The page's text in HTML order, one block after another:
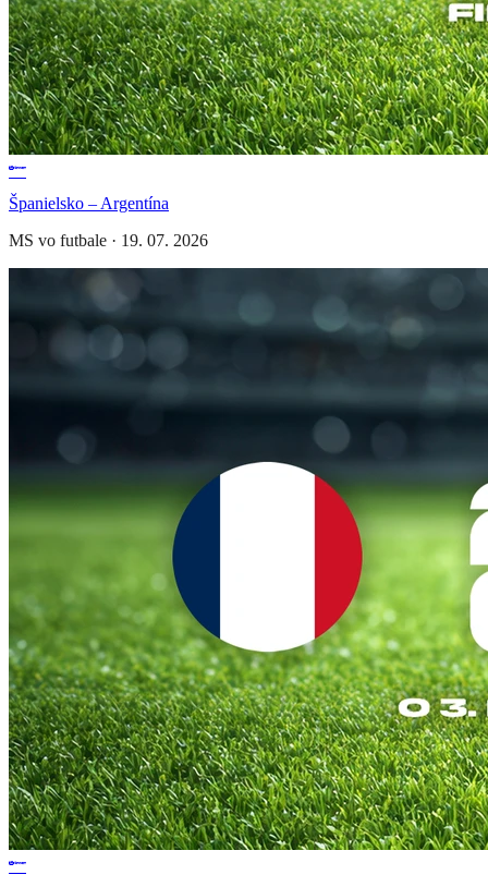
Španielsko – Argentína
MS vo futbale · 19. 07. 2026